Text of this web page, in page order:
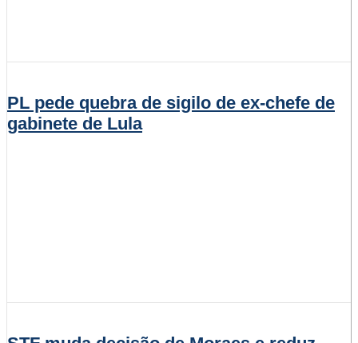
PL pede quebra de sigilo de ex-chefe de
gabinete de Lula